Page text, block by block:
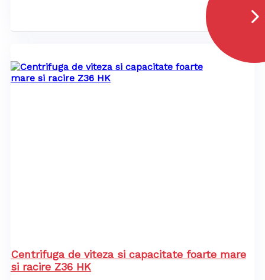
Centrifuga de viteza si capacitate foarte mare
si racire Z36 HK